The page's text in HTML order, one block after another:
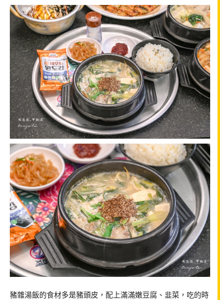
豬雜湯飯的食材多是豬頭皮，配上滿滿嫩豆腐、韭菜，吃的時